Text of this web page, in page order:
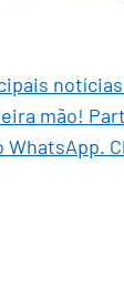
mão!
WhatsApp.